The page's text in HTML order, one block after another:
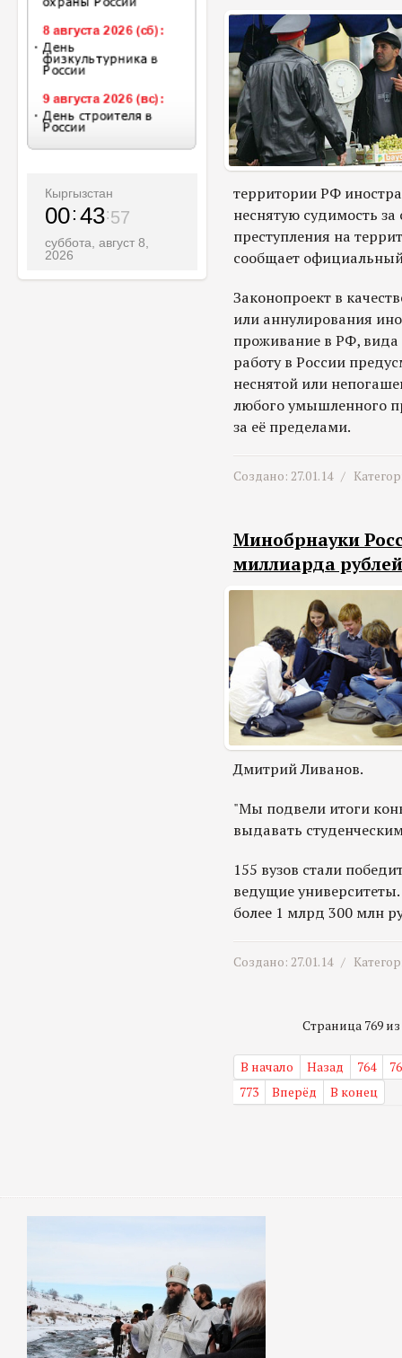
Кыргызстан
00 43 58
суббота, август 8,
2026
территории РФ
неснятую судимость
преступления на
сообщает
Законопроект в
или аннулирования
проживание в РФ, вида
работу в России
неснятой или
любого умышленного
за её пределами.
Создано: 27.01.14 /
Минобрнауки
миллиарда
Дмитрий Ливанов.
"Мы подвели итоги
выдавать
155 вузов стали
ведущие
более 1 млрд 300 млн
Создано: 27.01.14 /
Страница 769 из
В начало Назад 764
773
Вперёд В конец